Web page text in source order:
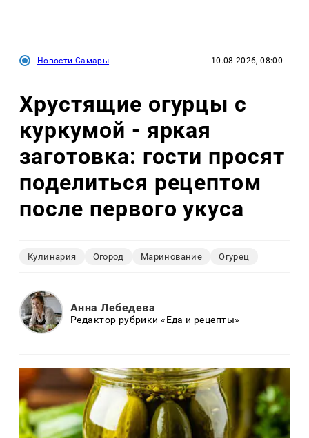
Новости Самары 10.08.2026, 08:00
Хрустящие огурцы с
куркумой - яркая
заготовка: гости просят
поделиться рецептом
после первого укуса
Кулинария Огород Маринование Огурец
Анна Лебедева
Редактор рубрики «Еда и рецепты»